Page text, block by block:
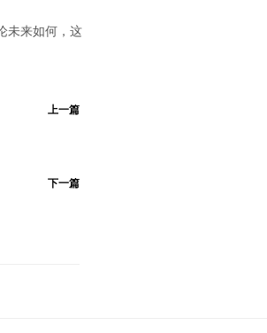
未来如何，这
上一篇
下一篇